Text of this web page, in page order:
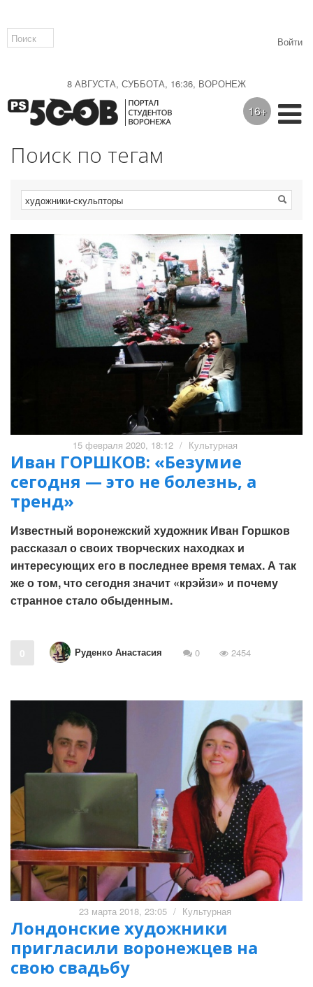
8 АВГУСТА, СУББОТА, 16:36, ВОРОНЕЖ
Войти
16+
Поиск по тегам
15 февраля 2020, 18:12 / Культурная
Иван ГОРШКОВ: «Безумие
сегодня — это не болезнь, а
тренд»
Известный воронежский художник Иван Горшков
рассказал о своих творческих находках и
интересующих его в последнее время темах. А так
же о том, что сегодня значит «крэйзи» и почему
странное стало обыденным.
0 Руденко Анастасия 0 2454
23 марта 2018, 23:05 / Культурная
Лондонские художники
пригласили воронежцев на
свою свадьбу